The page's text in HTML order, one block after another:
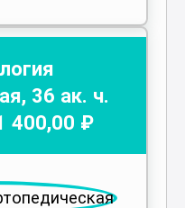
, 36 ак. ч.
400,00 ₽